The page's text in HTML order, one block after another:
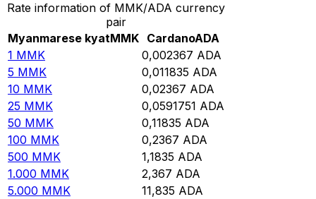
Rate information of MMK/ADA currency
pair
Myanmarese kyatMMK CardanoADA
1 MMK 0,002367 ADA
5 MMK 0,011835 ADA
10 MMK 0,02367 ADA
25 MMK 0,0591751 ADA
50 MMK 0,11835 ADA
100 MMK 0,2367 ADA
500 MMK 1,1835 ADA
1.000 MMK 2,367 ADA
5.000 MMK 11,835 ADA